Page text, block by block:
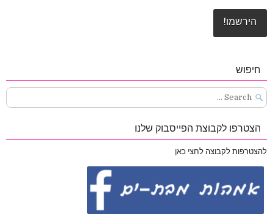
חיפוש
Search
for:
הצטרפו לקבוצת הפייסבוק שלנו
להצטרפות לקבוצה לחצי כאן